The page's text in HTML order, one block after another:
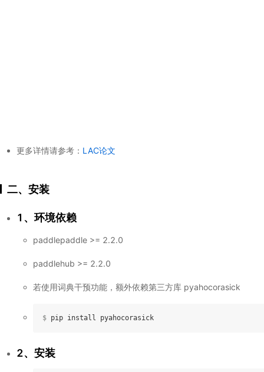
更多详情请参考： LAC论文
二、安装
1、环境依赖
paddlepaddle >= 2.2.0
paddlehub >= 2.2.0
若使用词典干预功能，额外依赖第三方库 pyahocorasick
$ pip install pyahocorasick
2、安装